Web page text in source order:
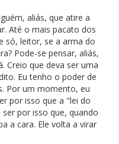
aliás, que atire a
Até o mais pacato dos
só, leitor, se a arma do
Pode-se pensar, aliás,
Creio que deva ser uma
Eu tenho o poder de
Por um momento, eu
por isso que a "lei do
por isso que, quando
a cara. Ele volta a virar